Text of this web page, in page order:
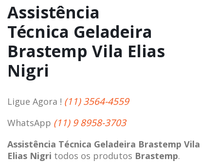
Assistência
Técnica Geladeira
Brastemp Vila Elias
Nigri
Ligue Agora ! (11) 3564-4559
WhatsApp (11) 9 8958-3703
Assistência Técnica Geladeira Brastemp Vila
Elias Nigri todos os produtos Brastemp.